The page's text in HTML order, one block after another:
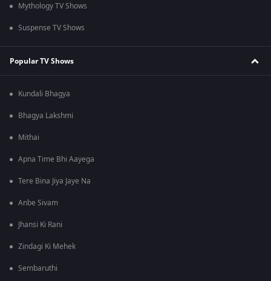
Mythology TV Shows
Suspense TV Shows
Popular TV Shows
Kundali Bhagya
Bhagya Lakshmi
Mithai
Apna Time Bhi Aayega
Tere Bina Jiya Jaye Na
Anbe Sivam
Jhansi Ki Rani
Zindagi Ki Mehek
Sembaruthi